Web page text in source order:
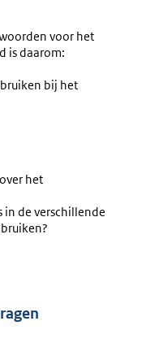
voor het
is daarom:
bij het
het
in de verschillende